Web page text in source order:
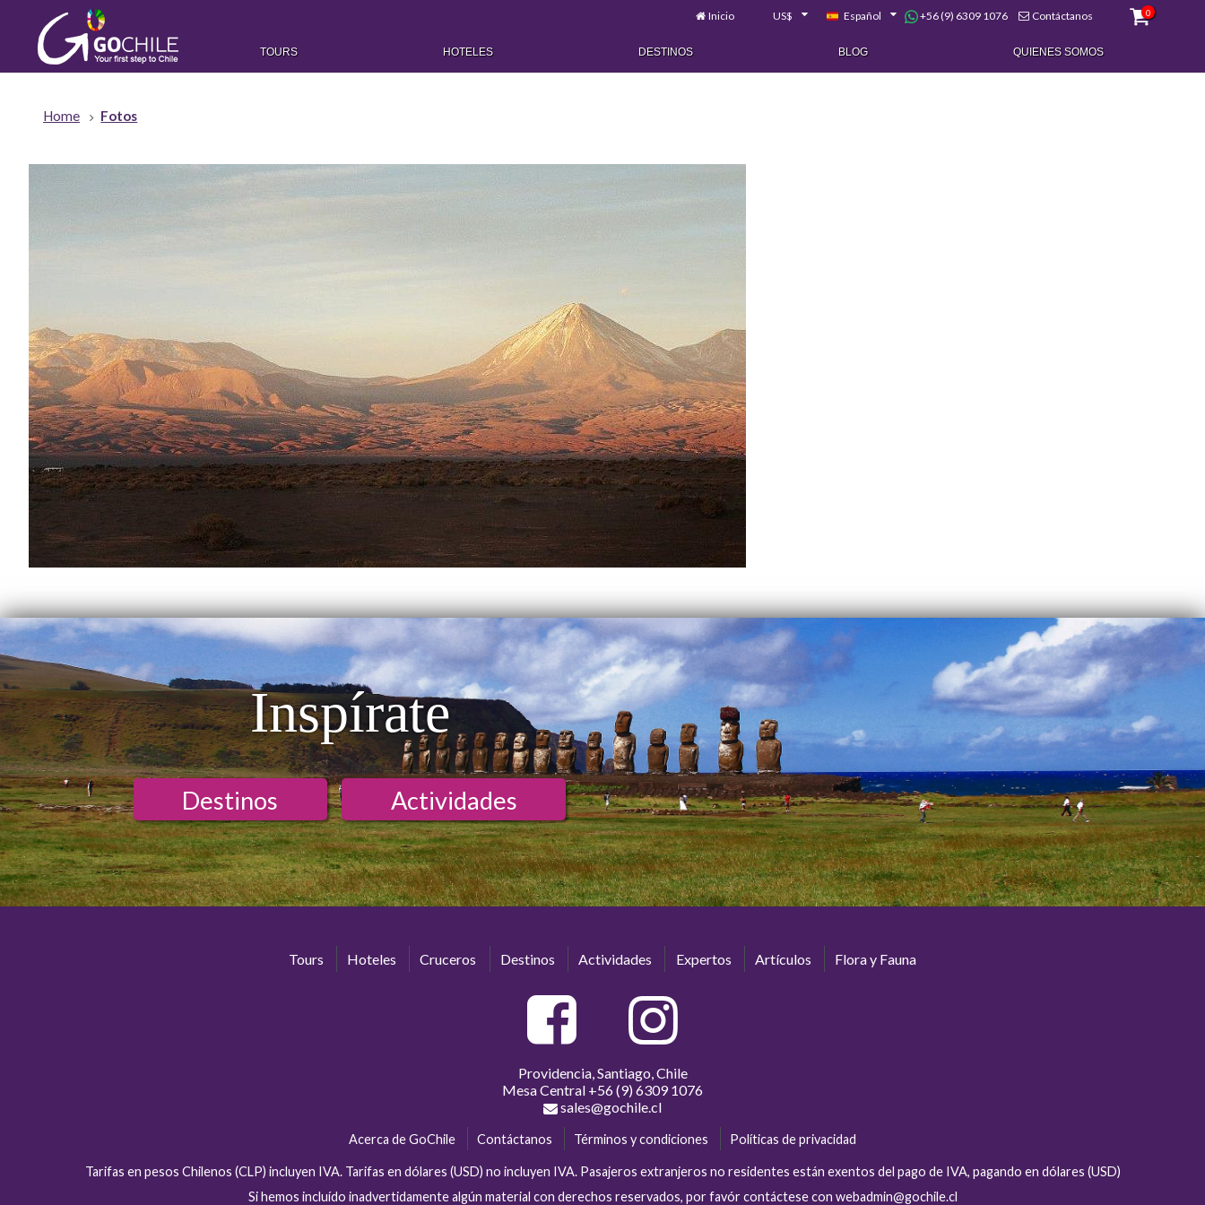
Inicio US$ Español +56 (9) 6309 1076 Contáctanos 0
TOURS HOTELES DESTINOS BLOG QUIENES SOMOS
Home Fotos
Inspírate
Destinos Actividades
Tours Hoteles Cruceros Destinos Actividades Expertos Artículos Flora y Fauna
Providencia, Santiago, Chile
Mesa Central +56 (9) 6309 1076
sales@gochile.cl
Acerca de GoChile Contáctanos Términos y condiciones Políticas de privacidad
Tarifas en pesos Chilenos (CLP) incluyen IVA. Tarifas en dólares (USD) no incluyen IVA. Pasajeros extranjeros no residentes están exentos del pago de IVA, pagando en dólares (USD)
Si hemos incluído inadvertidamente algún material con derechos reservados, por favór contáctese con webadmin@gochile.cl